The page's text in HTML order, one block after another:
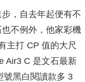
，自去年起便有不
不例外，他家彩機
主打 CP 值的大尺
Air3 C 是文石最新
號黑白閱讀款多 3